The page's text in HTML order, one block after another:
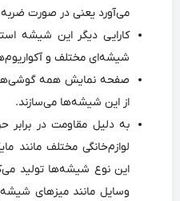
می‌‌آورد یعنی در صورت
کارایی دیگر این شیشه
شیشه‌ای مختلف و
صفحه نمایش همه گوشی‌های
از این شیشه‌ها می‌سازند.
به دلیل مقاومت در برابر
لوازم‌خانگی مختلف مانند
این نوع شیشه‌ها تولید
وسایل مانند میزهای